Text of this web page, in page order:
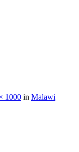
1000 in Malawi